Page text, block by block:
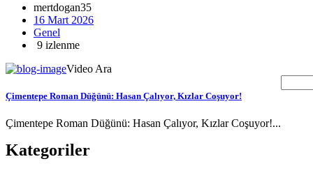
mertdogan35
16 Mart 2026
Genel
9 izlenme
Çimentepe Roman Düğünü: Hasan Çalıyor, Kızlar Coşuyor!
Çimentepe Roman Düğünü: Hasan Çalıyor, Kızlar Coşuyor!...
Video Ara
Kategoriler